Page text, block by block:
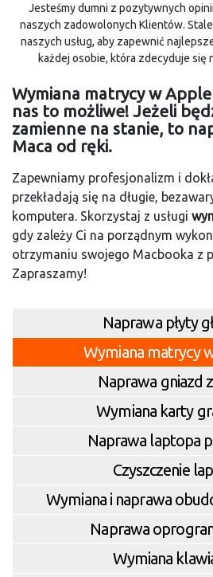
Jesteśmy dumni z pozytywnych
naszych zadowolonych Klientów.
naszych usług, aby zapewnić
każdej osobie, która zdecyduje się
Wymiana matrycy w
nas to możliwe! Jeżeli
zamienne na stanie, to
Maca od ręki.
Zapewniamy profesjonalizm i
przekładają się na długie,
komputera. Skorzystaj z usługi
gdy zależy Ci na porządnym
otrzymaniu swojego Macbooka z
Zapraszamy!
Naprawa płyty
Wymiana matrycy
Naprawa gniazd
Wymiana karty
Naprawa laptopa
Czyszczenie
Wymiana i naprawa
Naprawa
Wymiana